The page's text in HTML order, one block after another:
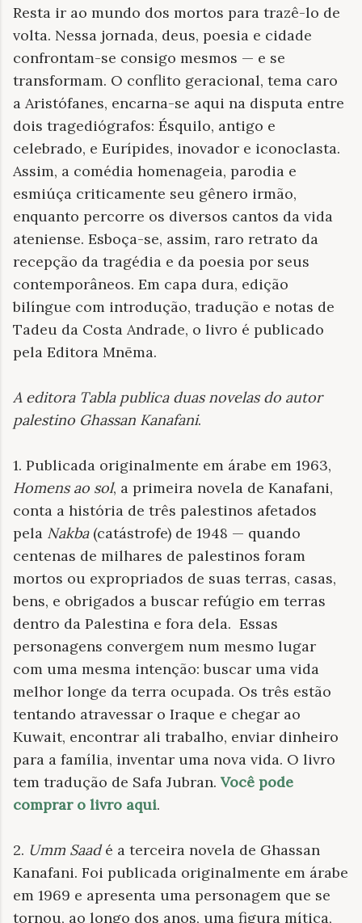
Resta ir ao mundo dos mortos para trazê-lo de
volta. Nessa jornada, deus, poesia e cidade
confrontam-se consigo mesmos — e se
transformam. O conflito geracional, tema caro
a Aristófanes, encarna-se aqui na disputa entre
dois tragediógrafos: Ésquilo, antigo e
celebrado, e Eurípides, inovador e iconoclasta.
Assim, a comédia homenageia, parodia e
esmiúça criticamente seu gênero irmão,
enquanto percorre os diversos cantos da vida
ateniense. Esboça-se, assim, raro retrato da
recepção da tragédia e da poesia por seus
contemporâneos. Em capa dura, edição
bilíngue com introdução, tradução e notas de
Tadeu da Costa Andrade, o livro é publicado
pela Editora Mnēma.
A editora Tabla publica duas novelas do autor
palestino Ghassan Kanafani.
1. Publicada originalmente em árabe em 1963,
Homens ao sol, a primeira novela de Kanafani,
conta a história de três palestinos afetados
pela Nakba(catástrofe) de 1948 — quando
centenas de milhares de palestinos foram
mortos ou expropriados de suas terras, casas,
bens, e obrigados a buscar refúgio em terras
dentro da Palestina e fora dela. Essas
personagens convergem num mesmo lugar
com uma mesma intenção: buscar uma vida
melhor longe da terra ocupada. Os três estão
tentando atravessar o Iraque e chegar ao
Kuwait, encontrar ali trabalho, enviar dinheiro
para a família, inventar uma nova vida. O livro
tem tradução de Safa Jubran. Você pode
comprar o livro aqui.
2. Umm Saadé a terceira novela de Ghassan
Kanafani. Foi publicada originalmente em árabe
em 1969 e apresenta uma personagem que se
tornou, ao longo dos anos, uma figura mítica,